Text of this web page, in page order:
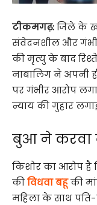
टीकमगढ़:जिले के
संवेदनशील और
की मृत्यु के बाद
नाबालिग ने अपनी
पर गंभीर आरोप
न्याय की गुहार
बुआ ने करवा
किशोर का आरोप
कीविधवा बहूकी
महिला के साथ